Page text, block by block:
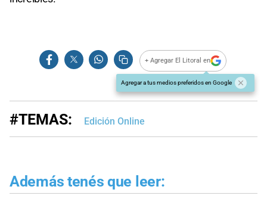
+ Agregar El Litoral en
Agregar a tus medios preferidos en Google
#TEMAS: Edición Online
Además tenés que leer: